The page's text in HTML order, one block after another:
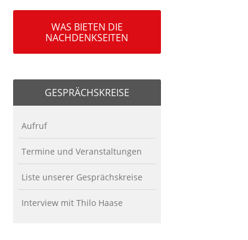
WAS BIETEN DIE
NACHDENKSEITEN
GESPRÄCHSKREISE
Aufruf
Termine und Veranstaltungen
Liste unserer Gesprächskreise
Interview mit Thilo Haase